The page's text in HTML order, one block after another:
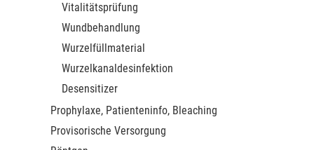
Vitalitätsprüfung
Wundbehandlung
Wurzelfüllmaterial
Wurzelkanaldesinfektion
Desensitizer
Prophylaxe, Patienteninfo, Bleaching
Provisorische Versorgung